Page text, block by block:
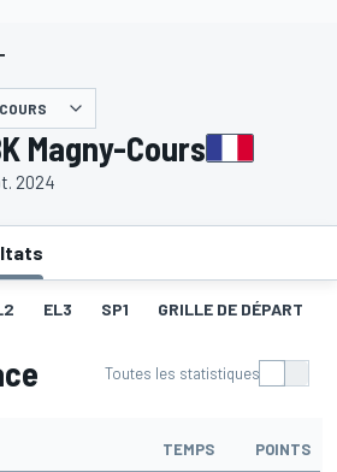
Magny-Cours
2024
EL3 SP1 GRILLE DE DÉPART
Toutes les statistiques
TEMPS POINTS